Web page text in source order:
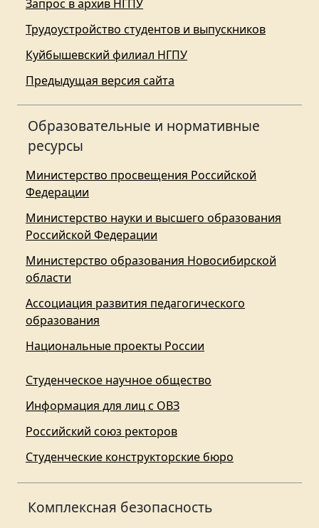
Запрос в архив НГПУ
Трудоустройство студентов и выпускников
Куйбышевский филиал НГПУ
Предыдущая версия сайта
Образовательные и нормативные
ресурсы
Министерство просвещения Российской
Федерации
Министерство науки и высшего образования
Российской Федерации
Министерство образования Новосибирской
области
Ассоциация развития педагогического
образования
Национальные проекты России
Студенческое научное общество
Информация для лиц с ОВЗ
Российский союз ректоров
Студенческие конструкторские бюро
Комплексная безопасность